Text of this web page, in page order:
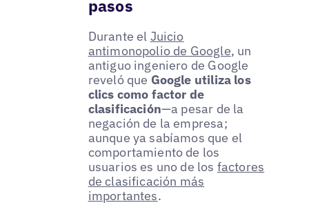
pasos
Durante el Juicio
antimonopolio de Google, un
antiguo ingeniero de Google
reveló que Google utiliza los
clics como factor de
clasificación—a pesar de la
negación de la empresa;
aunque ya sabíamos que el
comportamiento de los
usuarios es uno de los factores
de clasificación más
importantes.